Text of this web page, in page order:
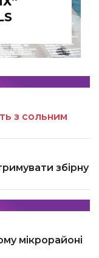
з сольним
збірну
мікрорайоні